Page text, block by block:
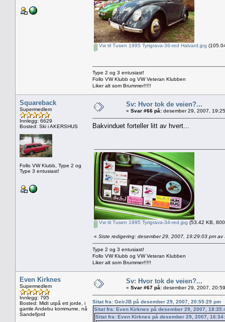
Vw til Tusen 1995 Tyrigrava-36-red Halvard.jpg
Type 2 og 3 entusiast!
Follo VW Klubb og VW Veteran Klubben
Liker alt som Brummer!!!!!
Squareback
Supermedlem
Innlegg: 6629
Bosted: Ski i AKERSHUS
Follo VW Klubb, Type 2 og
Type 3 entusiast!
Sv: Hvor tok de veien?...
« Svar #66 på: desember 29, 2007,
Bakvinduet forteller litt av hvert...
Vw til Tusen 1995 Tyrigrava-34-red.jpg (53.42 KB,
« Siste redigering: desember 29, 2007, 19:29:03 pm av
Type 2 og 3 entusiast!
Follo VW Klubb og VW Veteran Klubben
Liker alt som Brummer!!!!!
Even Kirknes
Supermedlem
Innlegg: 795
Bosted: Midt utpå ett jorde, i
gamle Andebu kommume, nå
Sandefjord
Sv: Hvor tok de veien?...
« Svar #67 på: desember 29, 2007,
Sitat fra: GeirJB på desember 29, 2007, 20:55:29 pm
Sitat fra: Even Kirknes på desember 29, 2007,
Sitat fra: Even Kirknes på desember 29, 2007,